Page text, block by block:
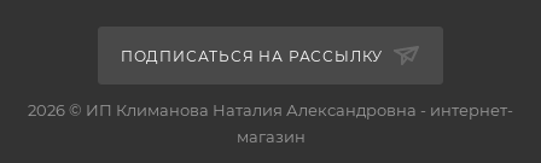
ПОДПИСАТЬСЯ НА РАССЫЛКУ
2026 © ИП Климанова Наталия Александровна - интернет-
магазин